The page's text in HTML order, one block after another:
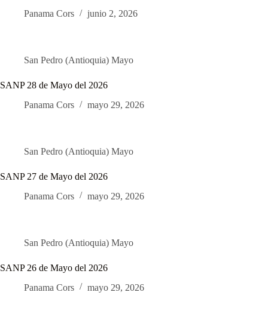
Panama Cors
junio 2, 2026
San Pedro (Antioquia) Mayo
SANP 28 de Mayo del 2026
Panama Cors
mayo 29, 2026
San Pedro (Antioquia) Mayo
SANP 27 de Mayo del 2026
Panama Cors
mayo 29, 2026
San Pedro (Antioquia) Mayo
SANP 26 de Mayo del 2026
Panama Cors
mayo 29, 2026